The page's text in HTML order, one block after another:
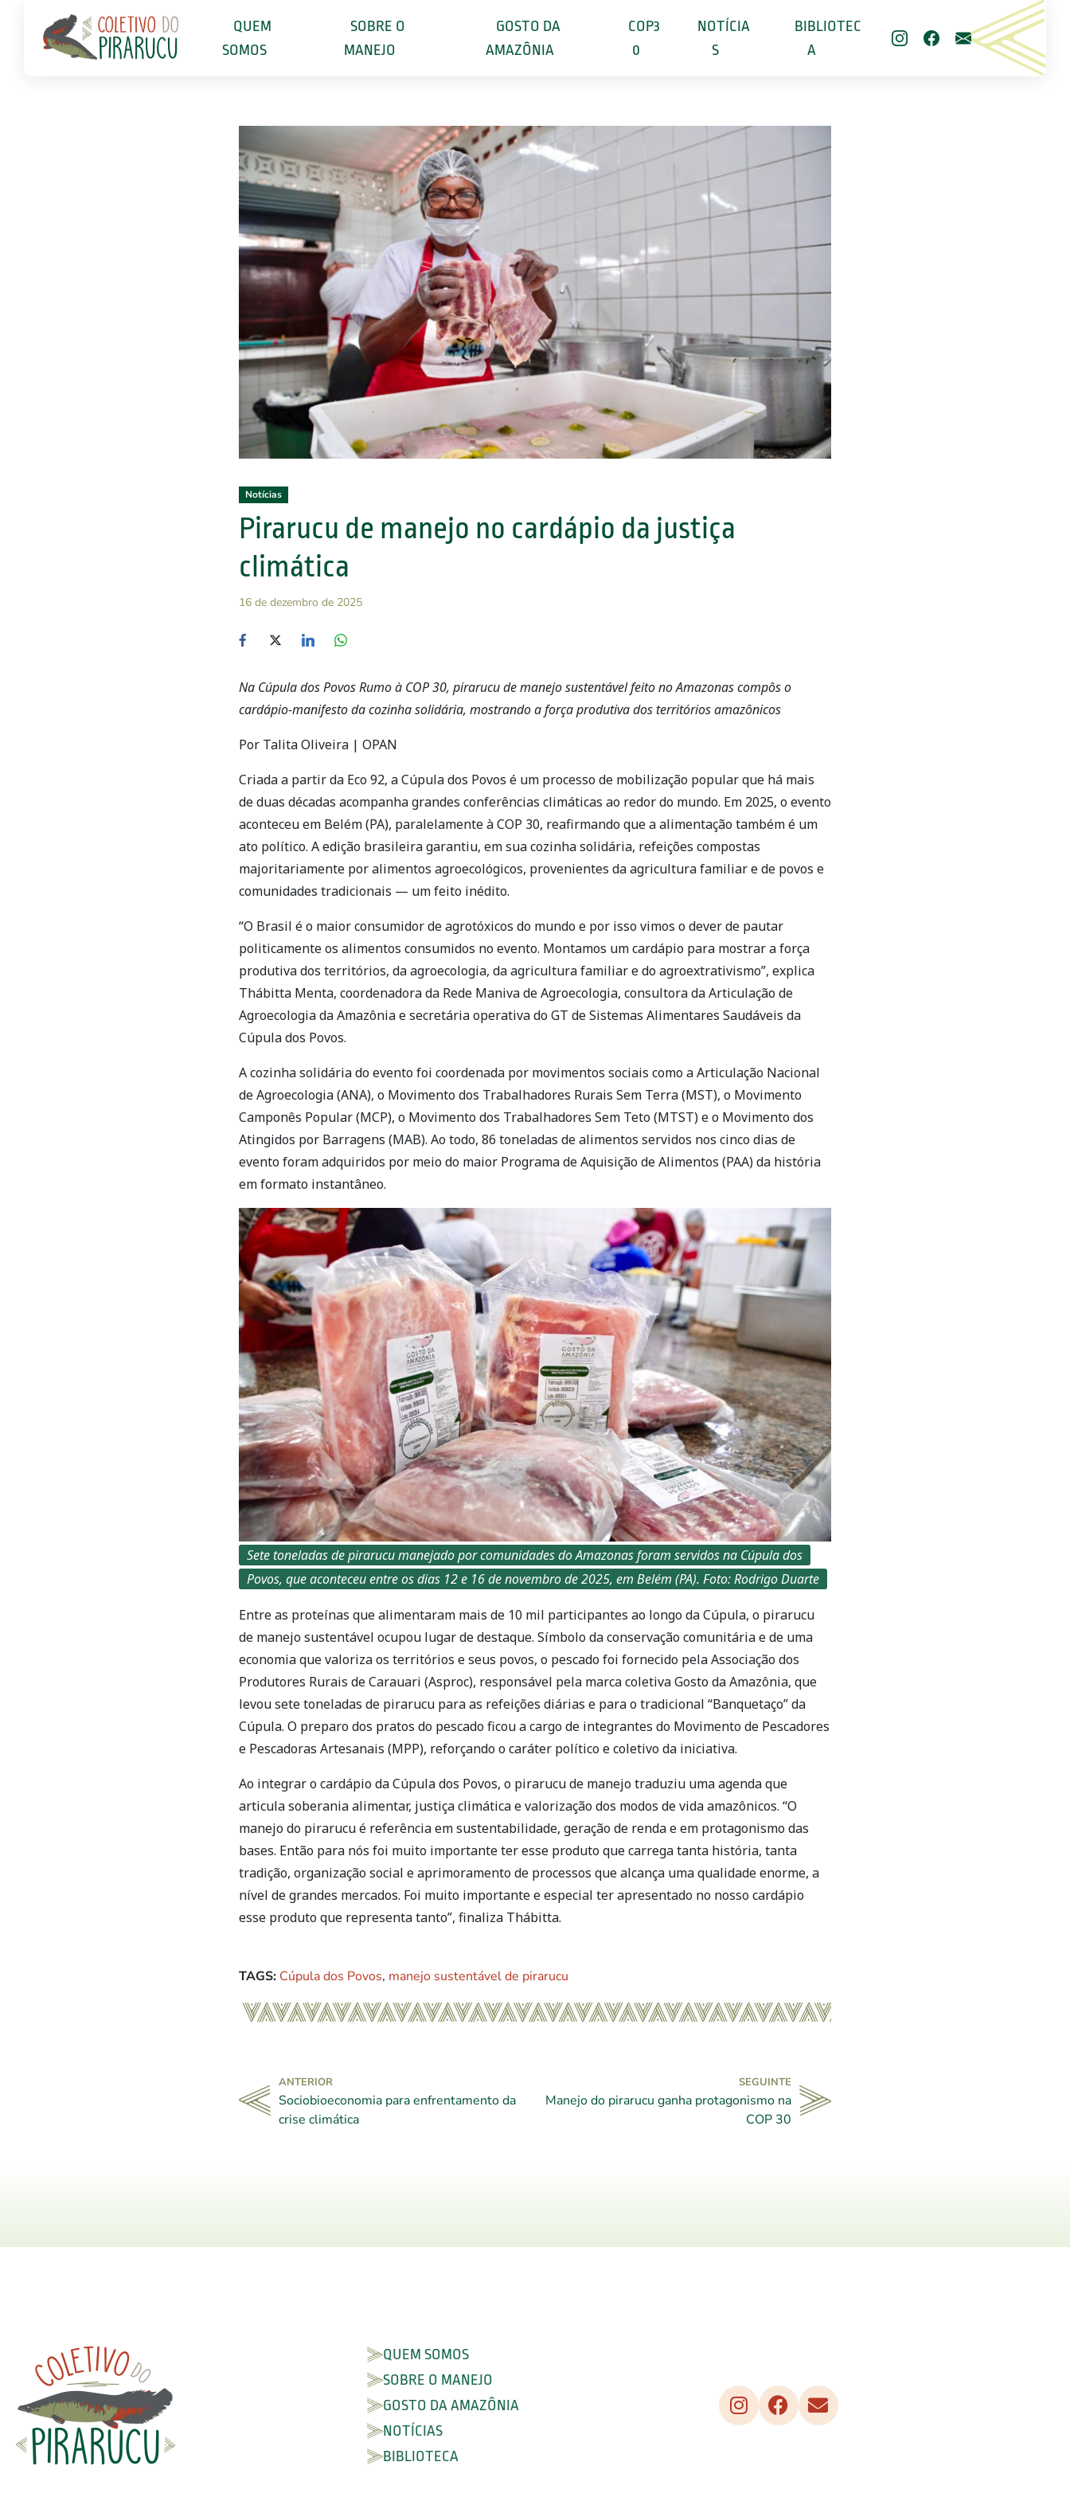
QUEM
SOMOS
SOBRE O
MANEJO
GOSTO DA
AMAZÔNIA
COP3
0
NOTÍCIA
S
BIBLIOTEC
A
Notícias
Pirarucu de manejo no cardápio da justiça
climática
16 de dezembro de 2025
Na Cúpula dos Povos Rumo à COP 30, pirarucu de manejo sustentável feito no Amazonas compôs o
cardápio-manifesto da cozinha solidária, mostrando a força produtiva dos territórios amazônicos
Por Talita Oliveira | OPAN
Criada a partir da Eco 92, a Cúpula dos Povos é um processo de mobilização popular que há mais
de duas décadas acompanha grandes conferências climáticas ao redor do mundo. Em 2025, o evento
aconteceu em Belém (PA), paralelamente à COP 30, reafirmando que a alimentação também é um
ato político. A edição brasileira garantiu, em sua cozinha solidária, refeições compostas
majoritariamente por alimentos agroecológicos, provenientes da agricultura familiar e de povos e
comunidades tradicionais — um feito inédito.
“O Brasil é o maior consumidor de agrotóxicos do mundo e por isso vimos o dever de pautar
politicamente os alimentos consumidos no evento. Montamos um cardápio para mostrar a força
produtiva dos territórios, da agroecologia, da agricultura familiar e do agroextrativismo”, explica
Thábitta Menta, coordenadora da Rede Maniva de Agroecologia, consultora da Articulação de
Agroecologia da Amazônia e secretária operativa do GT de Sistemas Alimentares Saudáveis da
Cúpula dos Povos.
A cozinha solidária do evento foi coordenada por movimentos sociais como a Articulação Nacional
de Agroecologia (ANA), o Movimento dos Trabalhadores Rurais Sem Terra (MST), o Movimento
Camponês Popular (MCP), o Movimento dos Trabalhadores Sem Teto (MTST) e o Movimento dos
Atingidos por Barragens (MAB). Ao todo, 86 toneladas de alimentos servidos nos cinco dias de
evento foram adquiridos por meio do maior Programa de Aquisição de Alimentos (PAA) da história
em formato instantâneo.
Sete toneladas de pirarucu manejado por comunidades do Amazonas foram servidos na Cúpula dos
Povos, que aconteceu entre os dias 12 e 16 de novembro de 2025, em Belém (PA). Foto: Rodrigo Duarte
Entre as proteínas que alimentaram mais de 10 mil participantes ao longo da Cúpula, o pirarucu
de manejo sustentável ocupou lugar de destaque. Símbolo da conservação comunitária e de uma
economia que valoriza os territórios e seus povos, o pescado foi fornecido pela Associação dos
Produtores Rurais de Carauari (Asproc), responsável pela marca coletiva Gosto da Amazônia, que
levou sete toneladas de pirarucu para as refeições diárias e para o tradicional “Banquetaço” da
Cúpula. O preparo dos pratos do pescado ficou a cargo de integrantes do Movimento de Pescadores
e Pescadoras Artesanais (MPP), reforçando o caráter político e coletivo da iniciativa.
Ao integrar o cardápio da Cúpula dos Povos, o pirarucu de manejo traduziu uma agenda que
articula soberania alimentar, justiça climática e valorização dos modos de vida amazônicos. “O
manejo do pirarucu é referência em sustentabilidade, geração de renda e em protagonismo das
bases. Então para nós foi muito importante ter esse produto que carrega tanta história, tanta
tradição, organização social e aprimoramento de processos que alcança uma qualidade enorme, a
nível de grandes mercados. Foi muito importante e especial ter apresentado no nosso cardápio
esse produto que representa tanto”, finaliza Thábitta.
TAGS: Cúpula dos Povos, manejo sustentável de pirarucu
ANTERIOR
Sociobioeconomia para enfrentamento da
crise climática
SEGUINTE
Manejo do pirarucu ganha protagonismo na
COP 30
QUEM SOMOS
SOBRE O MANEJO
GOSTO DA AMAZÔNIA
NOTÍCIAS
BIBLIOTECA